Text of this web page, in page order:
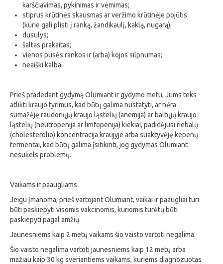
karščiavimas, pykinimas ir vėmimas;
stiprus krūtinės skausmas ar veržimo krūtinėje pojūtis
(kurie gali plisti į ranką, žandikaulį, kaklą, nugarą);
dusulys;
šaltas prakaitas;
vienos pusės rankos ir (arba) kojos silpnumas;
neaiški kalba.
Prieš pradedant gydymą Olumiant ir gydymo metu, Jums teks
atlikti kraujo tyrimus, kad būtų galima nustatyti, ar nėra
sumažėję raudonųjų kraujo ląstelių (anemija) ar baltųjų kraujo
ląstelių (neutropenija ar limfopenija) kiekiai, padidėjusi riebalų
(cholesterolio) koncentracija kraujyje arba suaktyvėję kepenų
fermentai, kad būtų galima įsitikinti, jog gydymas Olumiant
nesukels problemų.
Vaikams ir paaugliams
Jeigu įmanoma, prieš vartojant Olumiant, vaikai ir paaugliai turi
būti paskiepyti visomis vakcinomis, kuriomis turėtų būti
paskiepyti pagal amžių.
Jaunesniems kaip 2 metų vaikams šio vaisto vartoti negalima.
Šio vaisto negalima vartoti jaunesniems kaip 12 metų arba
mažiau kaip 30 kg sveriantiems vaikams, kuriems diagnozuotas